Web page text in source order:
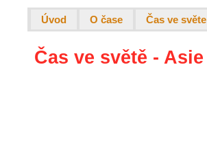
Úvod O čase Čas ve světe
Čas ve světě -